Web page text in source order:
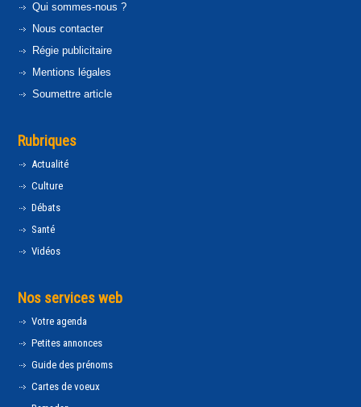
Qui sommes-nous ?
Nous contacter
Régie publicitaire
Mentions légales
Soumettre article
Rubriques
Actualité
Culture
Débats
Santé
Vidéos
Nos services web
Votre agenda
Petites annonces
Guide des prénoms
Cartes de voeux